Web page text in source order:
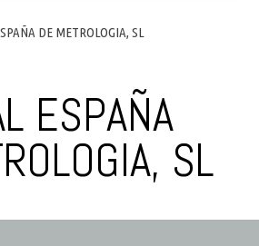
DE METROLOGIA, SL
ESPAÑA
SL